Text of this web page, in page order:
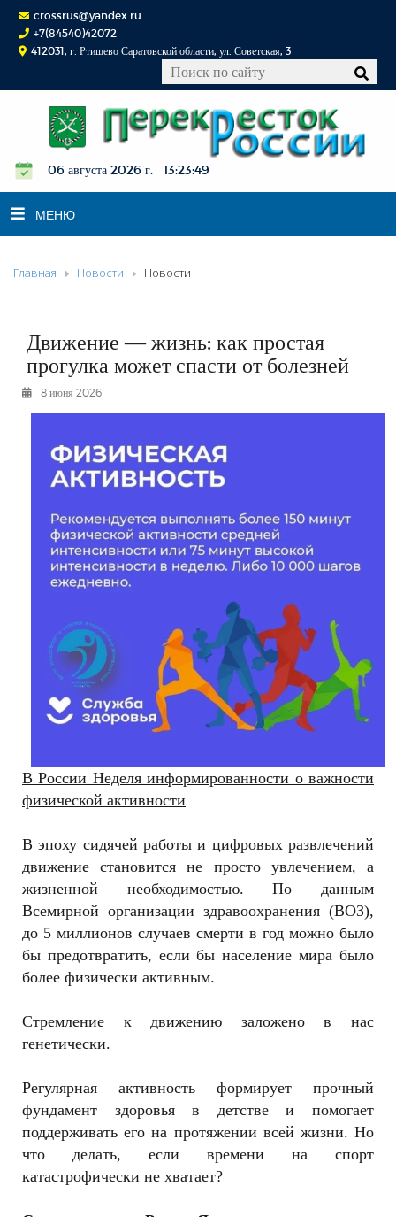
crossrus@yandex.ru
+7(84540)42072
412031, г. Ртищево Саратовской области, ул. Советская, 3
06 августа 2026 г. 13:23:49
МЕНЮ
НОВОСТИ
К СВЕДЕНИЮ
КОНКУРСЫ
ФОТОРЕПОРТАЖИ
РЕКЛАМОДАТЕЛЯМ
ОБЪЯВЛЕНИЯ
КОНТАКТЫ
Главная Новости Новости
Движение — жизнь: как простая
прогулка может спасти от болезней
8 июня 2026
В России Неделя информированности о важности
физической активности
В эпоху сидячей работы и цифровых развлечений
движение становится не просто увлечением, а
жизненной необходимостью. По данным
Всемирной организации здравоохранения (ВОЗ),
до 5 миллионов случаев смерти в год можно было
бы предотвратить, если бы население мира было
более физически активным.
Стремление к движению заложено в нас
генетически.
Регулярная активность формирует прочный
фундамент здоровья в детстве и помогает
поддерживать его на протяжении всей жизни. Но
что делать, если времени на спорт
катастрофически не хватает?